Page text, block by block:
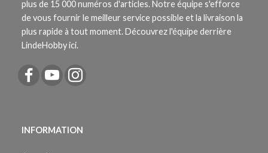
plus de 15 000 numéros d'articles. Notre équipe s'efforce
de vous fournir le meilleur service possible et la livraison la
plus rapide à tout moment. Découvrez l'équipe derrière
LindeHobby ici.
INFORMATION